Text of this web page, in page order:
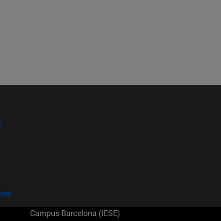
Campus Barcelona (IESE)